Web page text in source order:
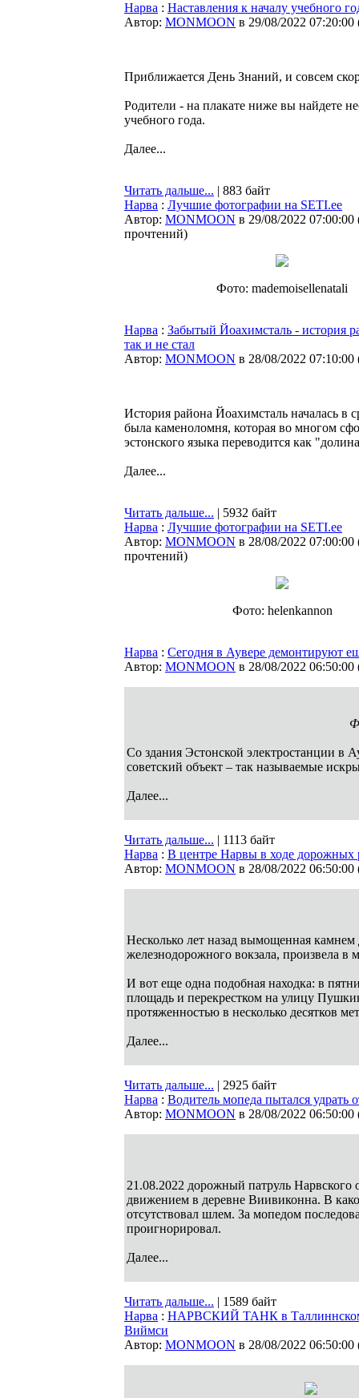
Нарва : Наставления к началу учебного
Автор: MONMOON в 29/08/2022 07:20:00
Приближается День Знаний, и совсем
Родители - на плакате ниже вы найдете
учебного года.
Далее...
Читать дальше... | 883 байт
Нарва : Лучшие фотографии на SETI.ee
Автор: MONMOON в 29/08/2022 07:00:00
прочтений)
Фото: mademoisellenatali
Нарва : Забытый Йоахимсталь - история
так и не стал
Автор: MONMOON в 28/08/2022 07:10:00
История района Йоахимсталь началась в
была каменоломня, которая во многом
эстонского языка переводится как
Далее...
Читать дальше... | 5932 байт
Нарва : Лучшие фотографии на SETI.ee
Автор: MONMOON в 28/08/2022 07:00:00
прочтений)
Фото: helenkannon
Нарва : Сегодня в Аувере демонтируют
Автор: MONMOON в 28/08/2022 06:50:00
Со здания Эстонской электростанции в
советский объект – так называемые
Далее...
Читать дальше... | 1113 байт
Нарва : В центре Нарвы в ходе дорожных
Автор: MONMOON в 28/08/2022 06:50:00
Несколько лет назад вымощенная камнем
железнодорожного вокзала, произвела
И вот еще одна подобная находка: в
площадь и перекрестком на улицу
протяженностью в несколько десятков
Далее...
Читать дальше... | 2925 байт
Нарва : Водитель мопеда пытался удрать
Автор: MONMOON в 28/08/2022 06:50:00
21.08.2022 дорожный патруль
движением в деревне Виивиконна. В
отсутствовал шлем. За мопедом
проигнорировал.
Далее...
Читать дальше... | 1589 байт
Нарва : НАРВСКИЙ ТАНК в Таллиннском
Виймси
Автор: MONMOON в 28/08/2022 06:50:00